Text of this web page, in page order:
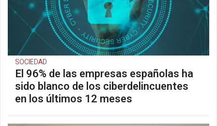
SOCIEDAD
El 96% de las empresas españolas ha
sido blanco de los ciberdelincuentes
en los últimos 12 meses